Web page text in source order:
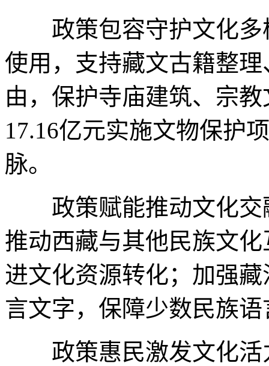
政策包容守护文化多
使用，支持藏文古籍整
由，保护寺庙建筑、宗
17.16亿元实施文物保护
脉。
政策赋能推动文化交
推动西藏与其他民族文
进文化资源转化；加强
言文字，保障少数民族
政策惠民激发文化活